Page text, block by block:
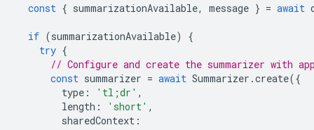
const { summarizationAvailable, message } = await
if (summarizationAvailable)
{
try {
// Configure and create the summarizer with
const summarizer = await Summarizer .create({
type : 'tl;dr' ,
length : 'short' ,
sharedContext :